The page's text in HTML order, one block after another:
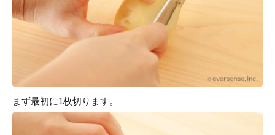
まず最初に1枚切ります。